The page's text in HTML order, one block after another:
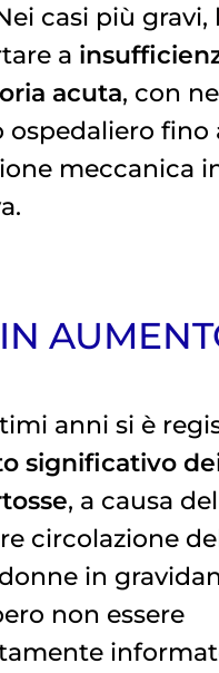
casi più
a
acuta, con
ospedaliero fino
meccanica
anni si è
significativo
, a causa
circolazione
in
non essere